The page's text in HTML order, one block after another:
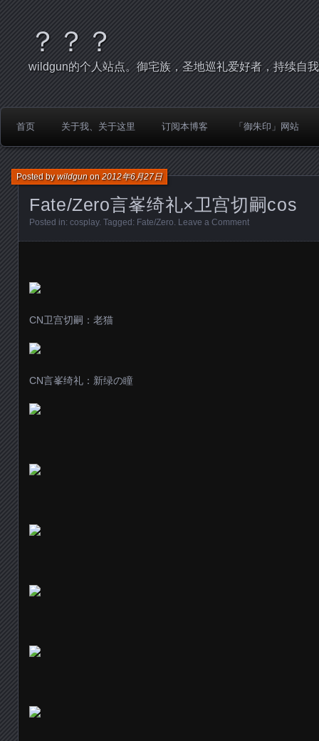
？？？
wildgun的个人站点。御宅族，圣地巡礼爱好者，持续自
首页 关于我、关于这里 订阅本博客 「御朱印」网站
Fate/Zero言峯绮礼×卫宫切嗣cos
Posted bywildgunon2012年6月27日
Posted in: cosplay. Tagged: Fate/Zero. Leave a Comment
CN卫宫切嗣：老猫
CN言峯绮礼：新绿の瞳